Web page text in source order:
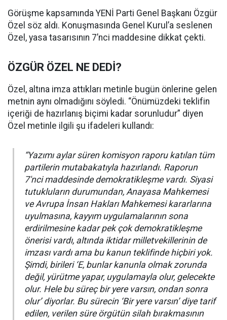
Görüşme kapsamında YENİ Parti Genel Başkanı Özgür
Özel söz aldı. Konuşmasında Genel Kurul’a seslenen
Özel, yasa tasarısının 7’nci maddesine dikkat çekti.
ÖZGÜR ÖZEL NE DEDİ?
Özel, altına imza attıkları metinle bugün önlerine gelen
metnin aynı olmadığını söyledi. “Önümüzdeki teklifin
içeriği de hazırlanış biçimi kadar sorunludur” diyen
Özel metinle ilgili şu ifadeleri kullandı:
“Yazımı aylar süren komisyon raporu katılan tüm
partilerin mutabakatıyla hazırlandı. Raporun
7'nci maddesinde demokratikleşme vardı. Siyasi
tutukluların durumundan, Anayasa Mahkemesi
ve Avrupa İnsan Hakları Mahkemesi kararlarına
uyulmasına, kayyım uygulamalarının sona
erdirilmesine kadar pek çok demokratikleşme
önerisi vardı, altında iktidar milletvekillerinin de
imzası vardı ama bu kanun teklifinde hiçbiri yok.
Şimdi, birileri ‘E, bunlar kanunla olmak zorunda
değil, yürütme yapar, uygulamayla olur, gelecekte
olur. Hele bu süreç bir yere varsın, ondan sonra
olur’ diyorlar. Bu sürecin ‘Bir yere varsın’ diye tarif
edilen, verilen süre örgütün silah bırakmasının